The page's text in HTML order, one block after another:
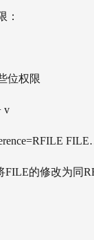
：
位权限
v
的修改为同